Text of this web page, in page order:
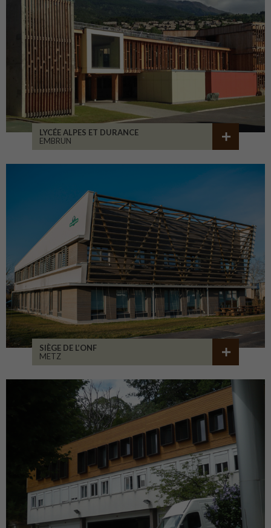
LYCÉE ALPES ET DURANCE
EMBRUN
SIÈGE DE L’ONF
METZ